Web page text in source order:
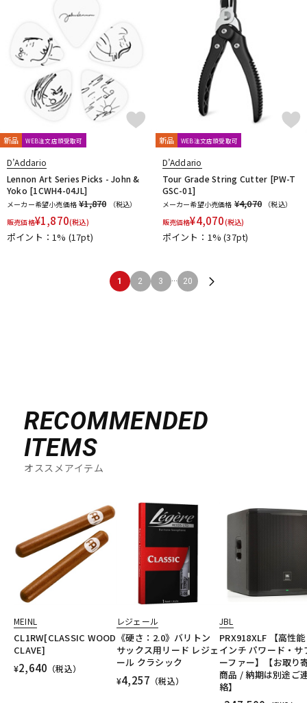
新品 WEB注文店頭受取可
D’Addario
Lennon Art Series Picks - John &
Yoko [1CWH4-04JL]
メーカー希望小売価格 ¥1,870
（税込）
販売価格¥1,870(税込)
ポイント：1% (17pt)
新品 WEB注文店頭受取可
D’Addario
Tour Grade String Cutter [PW-T
GSC-01]
メーカー希望小売価格 ¥4,070
（税込）
販売価格¥4,070(税込)
ポイント：1%(37pt)
1 2 3 ... 20
RECOMMENDED
ITEMS
オススメアイテム
MEINL
CL1RW[CLASSIC WOOD
CLAVE]
¥2,640 （税込）
レジェール
《硬さ：2.0》バリトン
サックス用リード レジェ
ール クラシック
¥4,257 （税込）
JBL
PRX918XLF 【高性
インチ パワード・サ
ーファー】【お取り
商品 / 納期は別途ご
絡】